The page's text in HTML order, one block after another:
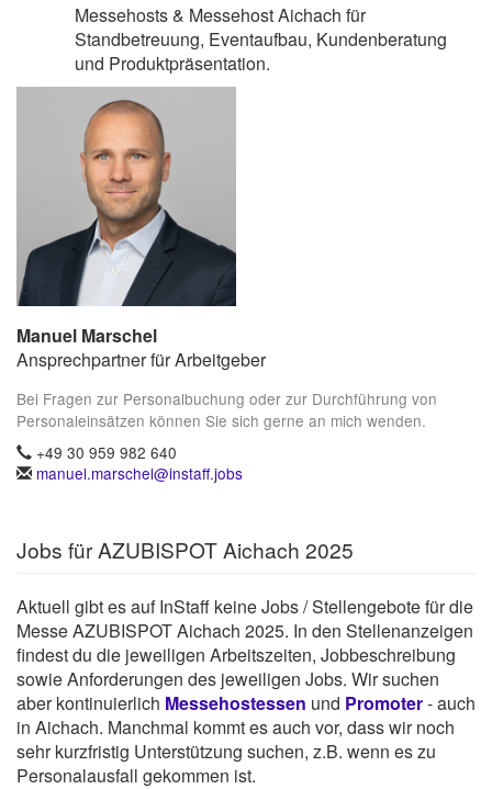
Messehosts & Messehost Aichach für
Standbetreuung, Eventaufbau, Kundenberatung
und Produktpräsentation.
Manuel Marschel
Ansprechpartner für Arbeitgeber
Bei Fragen zur Personalbuchung oder zur Durchführung von
Personaleinsätzen können Sie sich gerne an mich wenden.
+49 30 959 982 640
manuel.marschel@instaff.jobs
Jobs für AZUBISPOT Aichach 2025
Aktuell gibt es auf InStaff keine Jobs / Stellengebote für die
Messe AZUBISPOT Aichach 2025. In den Stellenanzeigen
findest du die jeweiligen Arbeitszeiten, Jobbeschreibung
sowie Anforderungen des jeweiligen Jobs. Wir suchen
aber kontinuierlich Messehostessen und Promoter- auch
in Aichach. Manchmal kommt es auch vor, dass wir noch
sehr kurzfristig Unterstützung suchen, z.B. wenn es zu
Personalausfall gekommen ist.